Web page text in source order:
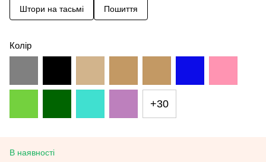
Штори на тасьмі Пошиття
Колір
+30
В наявності